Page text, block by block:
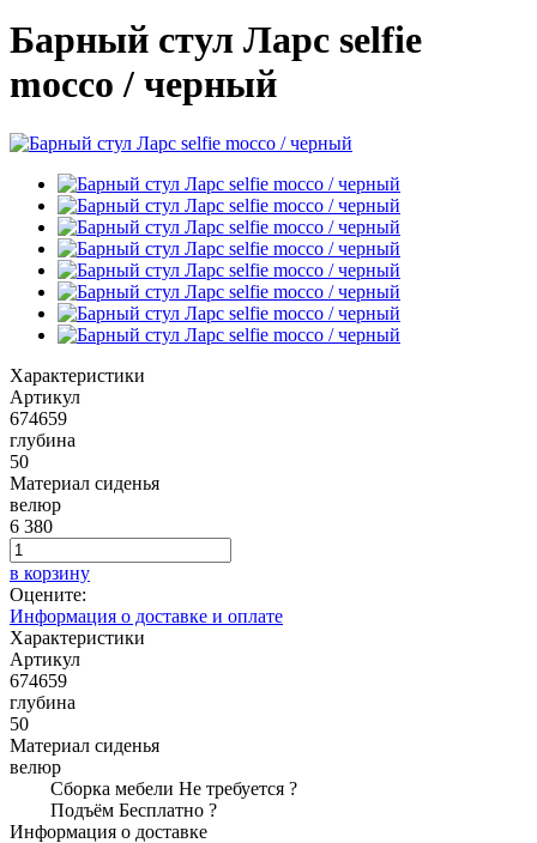
Барный стул Ларс selfie
mocco / черный
Характеристики
Артикул
674659
глубина
50
Материал сиденья
велюр
6 380
в корзину
Оцените:
Информация о доставке и оплате
Характеристики
Артикул
674659
глубина
50
Материал сиденья
велюр
Сборка мебели Не требуется ?
Подъём Бесплатно ?
Информация о доставке